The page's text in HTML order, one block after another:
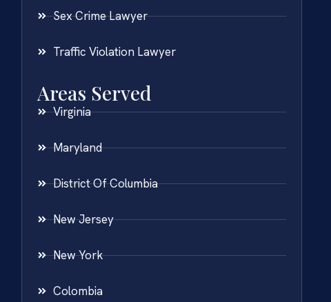
Sex Crime Lawyer
Traffic Violation Lawyer
Areas Served
Virginia
Maryland
District Of Columbia
New Jersey
New York
Colombia